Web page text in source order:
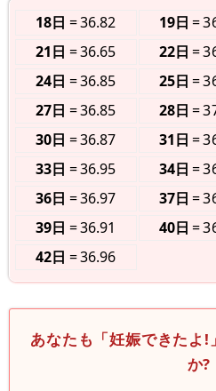
18日 36.82 19日
21日
36.65 22日
24日
36.85 25日
27日
36.85 28日
30日
36.87 31日
33日
36.95 34日
36日
36.97 37日
39日
36.91 40日
42日
36.96
あなたも「妊娠できたよ
か?